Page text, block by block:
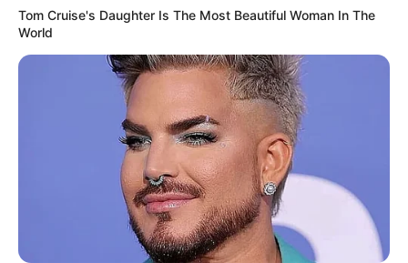
Tom Cruise's Daughter Is The Most Beautiful Woman In The
World